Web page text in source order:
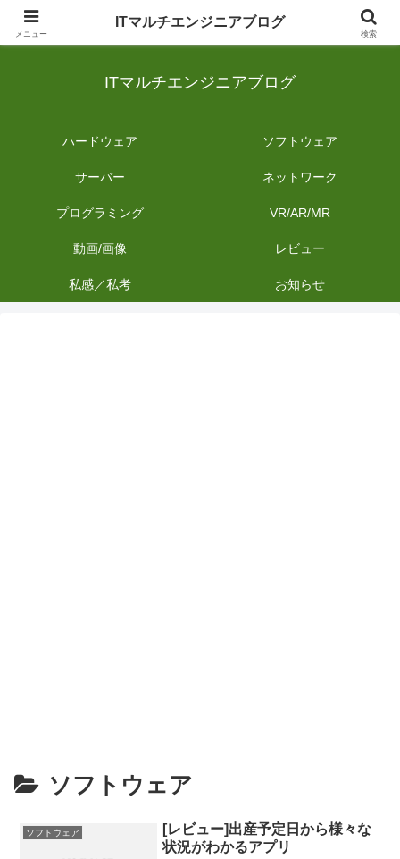
日常のIT業務を備忘録として発信。商品レビューやDIYの作業内容も投稿しま
ITマルチエンジニアブログ
ハードウェア ソフトウェア
サーバー ネットワーク
プログラミング VR/AR/MR
動画/画像 レビュー
私感／私考 お知らせ
ソフトウェア
ソフトウェア
[レビュー]出産予定日から様々な
状況がわかるアプリ
メニュー
ITマルチエンジニアブログ
検索